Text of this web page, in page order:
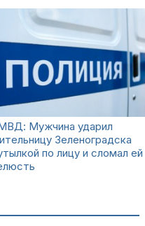
Мужчина ударил
Зеленоградска
по лицу и сломал ей